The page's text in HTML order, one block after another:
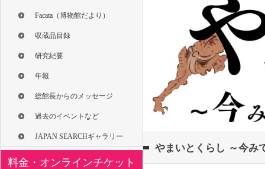
やまいとくらし ～今み
Facata（博物館だより）
収蔵品目録
研究紀要
年報
総館長からのメッセージ
過去のイベントなど
JAPAN SEARCHギャラリー
料金・オンラインチケット